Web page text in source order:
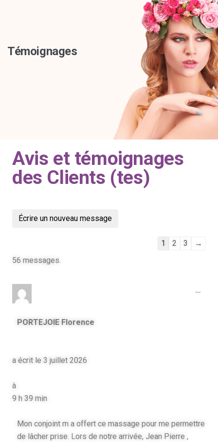
Témoignages
Avis et témoignages
des Clients (tes)
1 2 3
→
56 messages.
PORTEJOIE Florence
a écrit le 3 juillet 2026
à
9 h 39 min
Mon conjoint m a offert ce massage pour me permettre
de lâcher prise. Lors de notre arrivée, Jean Pierre ,
…